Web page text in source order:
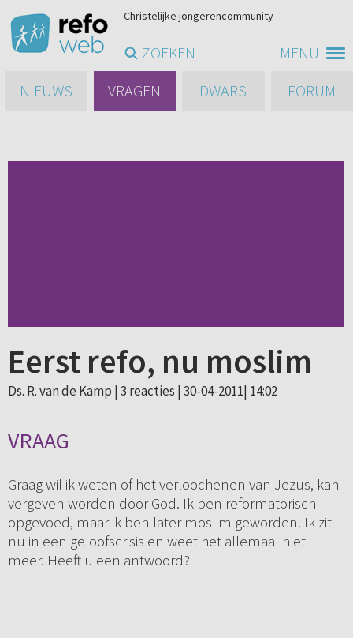
MENU
Christelijke jongerencommunity
ZOEKEN
NIEUWS
VRAGEN DWARS FORUM
Eerst refo, nu moslim
Ds. R. van de Kamp | 3 reacties | 30-04-2011| 14:02
VRAAG
Graag wil ik weten of het verloochenen van Jezus, kan
vergeven worden door God. Ik ben reformatorisch
opgevoed, maar ik ben later moslim geworden. Ik zit
nu in een geloofscrisis en weet het allemaal niet
meer. Heeft u een antwoord?